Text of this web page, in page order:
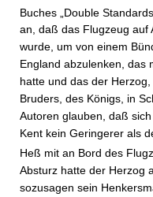
Buches „Double
an, daß das Flugzeug auf
wurde, um von einem
England abzulenken, das
hatte und das der
Bruders, des Königs, in
Autoren glauben, daß
Kent kein Geringerer als
Heß mit an Bord des
Absturz hatte der Herzog
sozusagen sein